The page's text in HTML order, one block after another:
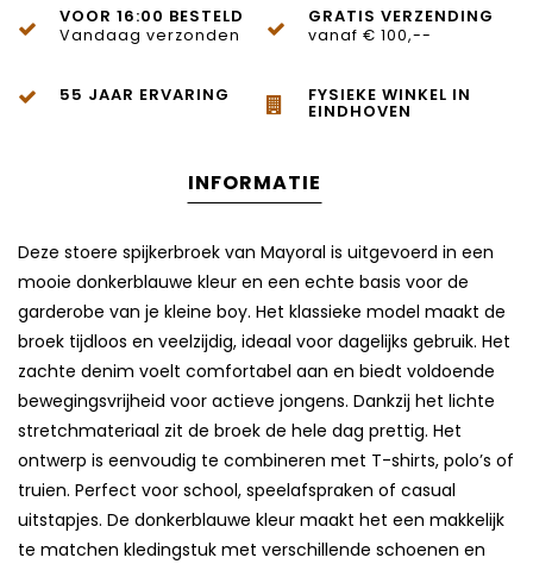
VOOR 16:00 BESTELD
Vandaag verzonden
GRATIS VERZENDING
vanaf € 100,--
55 JAAR ERVARING FYSIEKE WINKEL IN
EINDHOVEN
INFORMATIE
Deze stoere spijkerbroek van Mayoral is uitgevoerd in een
mooie donkerblauwe kleur en een echte basis voor de
garderobe van je kleine boy. Het klassieke model maakt de
broek tijdloos en veelzijdig, ideaal voor dagelijks gebruik. Het
zachte denim voelt comfortabel aan en biedt voldoende
bewegingsvrijheid voor actieve jongens. Dankzij het lichte
stretchmateriaal zit de broek de hele dag prettig. Het
ontwerp is eenvoudig te combineren met T-shirts, polo’s of
truien. Perfect voor school, speelafspraken of casual
uitstapjes. De donkerblauwe kleur maakt het een makkelijk
te matchen kledingstuk met verschillende schoenen en